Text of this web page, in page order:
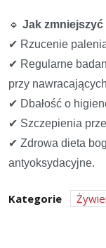
🔹 Jak
✔ Rzucenie
✔ Regularne
przy
✔ Dbałość o
✔ Szczepienia
✔ Zdrowa dieta
antyoksydacyjne.
Kategorie